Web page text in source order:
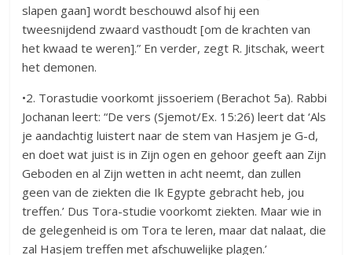
slapen gaan] wordt beschouwd alsof hij een
tweesnijdend zwaard vasthoudt [om de krachten van
het kwaad te weren].” En verder, zegt R. Jitschak, weert
het demonen.
•2. Torastudie voorkomt jissoeriem (Berachot 5a). Rabbi
Jochanan leert: “De vers (Sjemot/Ex. 15:26) leert dat ‘Als
je aandachtig luistert naar de stem van Hasjem je G-d,
en doet wat juist is in Zijn ogen en gehoor geeft aan Zijn
Geboden en al Zijn wetten in acht neemt, dan zullen
geen van de ziekten die Ik Egypte gebracht heb, jou
treffen.’ Dus Tora-studie voorkomt ziekten. Maar wie in
de gelegenheid is om Tora te leren, maar dat nalaat, die
zal Hasjem treffen met afschuwelijke plagen.’